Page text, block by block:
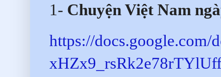
1- Chuyện Việt Nam
https://docs.google.com/